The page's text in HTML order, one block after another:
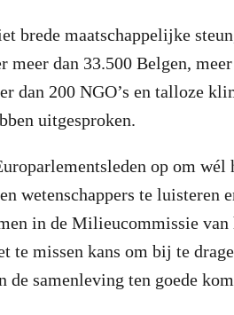
brede maatschappelijke
meer dan 33.500 Belgen,
dan 200 NGO’s en talloze
uitgesproken.
op om
wetenschappers te luisteren
in de Milieucommissie van
te missen kans om bij te
samenleving ten goede